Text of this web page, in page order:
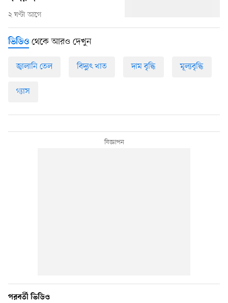
২ ঘণ্টা আগে
ভিডিও থেকে আরও দেখুন
জ্বালানি তেল বিদ্যুৎ খাত দাম বৃদ্ধি মূল্যবৃদ্ধি
গ্যাস
পরবর্তী ভিডিও